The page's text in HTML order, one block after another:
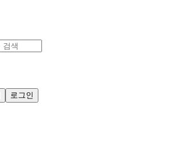
로그인